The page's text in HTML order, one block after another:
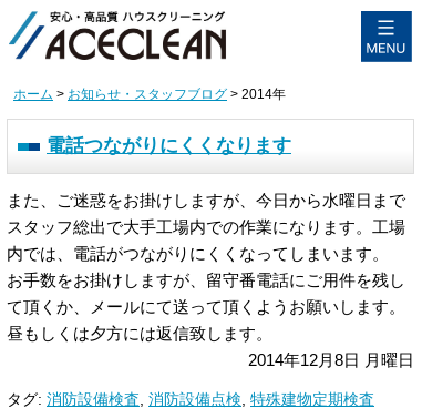
ホーム > お知らせ・スタッフブログ > 2014年
電話つながりにくくなります
また、ご迷惑をお掛けしますが、今日から水曜日まで
スタッフ総出で大手工場内での作業になります。工場
内では、電話がつながりにくくなってしまいます。
お手数をお掛けしますが、留守番電話にご用件を残し
て頂くか、メールにて送って頂くようお願いします。
昼もしくは夕方には返信致します。
2014年12月8日 月曜日
タグ: 消防設備検査 消防設備点検 特殊建物定期検査